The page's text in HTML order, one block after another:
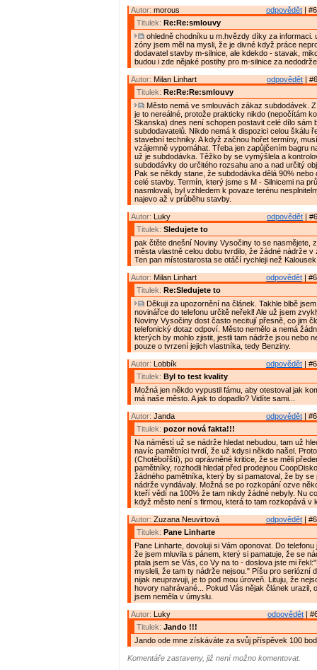
odpovědět |
Autor: morous
Titulek: Re:Re:smlouvy
ohledně chodníku u m.hvězdy díky za informaci.
zóny jsem měl na mysli, že je divné když práce
dodavatel stavby m-silnice, ale kdekdo - stavak,
budou i zde nějaké postihy pro m-silnice za
odpovědět |
Autor: Milan Linhart
Titulek: Re:Re:Re:smlouvy
Město nemá ve smlouvách zákaz subdodávek.
je to nereálné, protože prakticky nikdo (nepočítám
Skanska) dnes není schopen postavit celé dílo sám
subdodavatelů. Nikdo nemá k dispozici celou škálu
stavební techniky. A když začnou hořet termíny,
vzájemně vypomáhat. Třeba jen zapůjčením bagru
už je subdodávka. Těžko by se vymýšlela a
subdodávky do určitého rozsahu ano a nad určitý
Pak se někdy stane, že subdodávka dělá 90% nebo
celé stavby. Termín, který jsme s M - Silnicemi na
nasmlovali, byl vzhledem k povaze terénu
najevo až v průběhu stavby.
odpovědět |
Autor: Luky
Titulek: Sledujete to
pak čtěte dnešní Noviny Vysočiny to se nasmějete,
města vlastně celou dobu tvrdilo, že žádné nádrže v
Ten pan místostarosta se otáčí rychleji než Kalousek
odpovědět |
Autor: Milan Linhart
Titulek: Re:Sledujete to
Děkuji za upozornění na článek. Takhle blbě
novinářce do telefonu určitě neřekl! Ale už jsem
Noviny Vysočiny dost často necitují přesně, co jim
telefonický dotaz odpoví. Město nemělo a nemá
kterých by mohlo zjistit, jestli tam nádrže jsou nebo
pouze o tvrzení jejich vlastníka, tedy Benziny.
odpovědět |
Autor: Lobbík
Titulek: Byl to test kvality
Možná jen někdo vypustil fámu, aby otestoval jak
má naše město. A jak to dopadlo? Vidíte sami...
odpovědět |
Autor: Janda
Titulek: pozor nová fakta!!!
Na náměstí už se nádrže hledat nebudou, tam už
navíc pamětníci tvrdí, že už kdysi někdo našel.
(Chotěbořští), po oprávněné kritice, že se měli
pamětníky, rozhodli hledat před prodejnou
žádného pamětníka, který by si pamatoval, že by se
nádrže vyndávaly. Možná se po rozkopání ozve
kteří vědí na 100% že tam nikdy žádné nebyly. Nu
když město není s firmou, která to tam rozkopává v
odpovědět |
Autor: Zuzana Neuvirtová
Titulek: Pane Linharte
Pane Linharte, dovoluji si Vám oponovat. Do
že jsem mluvila s pánem, který si pamatuje, že se
ptala jsem se Vás, co Vy na to - doslova jste mi
mysleli, že tam ty nádrže nejsou." Píšu pro seriózní
nijak neupravuji, je to pod mou úroveň. Lituju, že
hovory nahrávané... Pokud Vás nějak článek urazil,
jsem neměla v úmyslu.
odpovědět |
Autor: Luky
Titulek: Jando !!!
Jando ode mne získáváte za svůj příspěvek 100
Komentáře zastaveny, již není možno komentovat.